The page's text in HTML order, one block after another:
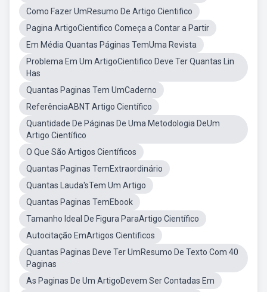
Como Fazer UmResumo De Artigo Cientifico
Pagina ArtigoCientifico Começa a Contar a Partir
Em Média Quantas Páginas TemUma Revista
Problema Em Um ArtigoCientifico Deve Ter Quantas Lin
Has
Quantas Paginas Tem UmCaderno
ReferênciaABNT Artigo Científico
Quantidade De Páginas De Uma Metodologia DeUm
Artigo Científico
O Que São Artigos Científicos
Quantas Paginas TemExtraordinário
Quantas Lauda'sTem Um Artigo
Quantas Paginas TemEbook
Tamanho Ideal De Figura ParaArtigo Científico
Autocitação EmArtigos Cientificos
Quantas Paginas Deve Ter UmResumo De Texto Com 40
Paginas
As Paginas De Um ArtigoDevem Ser Contadas Em